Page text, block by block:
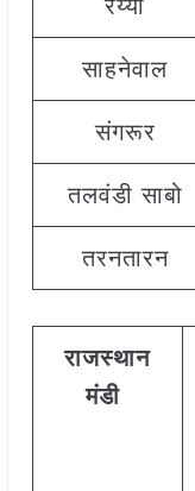
रय्या
साहनेवाल
संगरूर
तलवंडी साबो
तरनतारन
राजस्थान
मंडी